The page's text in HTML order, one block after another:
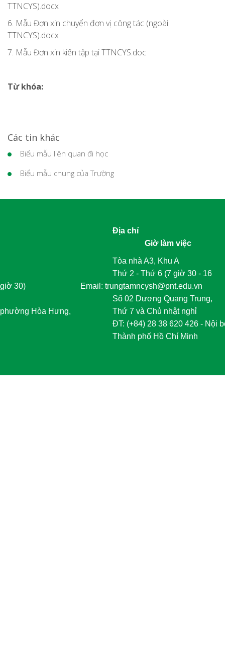
TTNCYS).docx
6. Mẫu Đơn xin chuyển đơn vị công tác (ngoài
TTNCYS).docx
7. Mẫu Đơn xin kiến tập tại TTNCYS.doc
Từ khóa:
Các tin khác
Biểu mẫu liên quan đi học
Biểu mẫu chung của Trường
Địa chỉ
Giờ làm việc
Tòa nhà A3, Khu A
Thứ 2 - Thứ 6 (7 giờ 30 - 16
giờ 30)
	Email: trungtamncysh@pnt.edu.vn
Số 02 Dương Quang Trung,
phường Hòa Hưng,
Thứ 7 và Chủ nhật nghỉ
	ĐT
: (+84) 28 38 620 426 - Nội
Thành phố Hồ Chí Minh